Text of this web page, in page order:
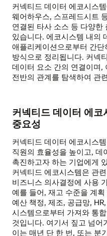
커넥티드 데이터 에코시스
웨어하우스, 스프레드시트
연결된 타사 소스 등 다양한
있습니다. 에코시스템 내의
애플리케이션으로부터 간
방식으로 정리됩니다. 커넥
데이터 요소 간의 연결이며,
전반의 관계를 탐색하여 관
커넥티드 데이터 에코
중요성
커넥티드 데이터 에코시스
직원의 효율성을 높이고, 데
촉진하고자 하는 기업에게
커넥티드 에코시스템은 관
비즈니스 의사결정에 사용
예를 들어, 재고 수준을 계
예산 책정, 제조, 공급망,
시스템으로부터 가져와 통
것입니다. 여기서 짚고 넘어
이는 매년 단 한 번, 또는 분